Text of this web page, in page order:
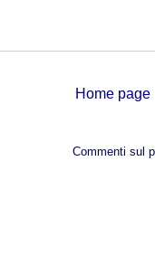
Home page
Commenti sul